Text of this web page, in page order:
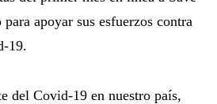
apoyar sus esfuerzos contra
19.
del Covid-19 en nuestro país,